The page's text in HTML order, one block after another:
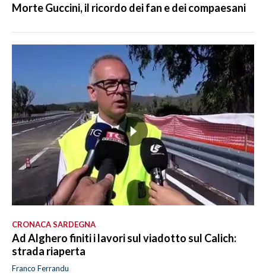
Morte Guccini, il ricordo dei fan e dei compaesani
CRONACA SARDEGNA
Ad Alghero finiti i lavori sul viadotto sul Calich:
strada riaperta
Franco Ferrandu